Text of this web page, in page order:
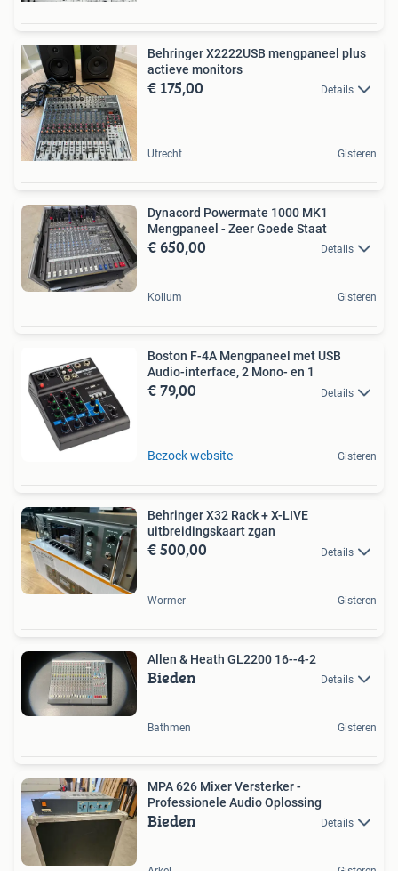
Behringer X2222USB mengpaneel plus
actieve monitors
€ 175,00 Details
Utrecht Gisteren
Dynacord Powermate 1000 MK1
Mengpaneel - Zeer Goede Staat
€ 650,00 Details
Kollum Gisteren
Boston F-4A Mengpaneel met USB
Audio-interface, 2 Mono- en 1
€ 79,00 Details
Bezoek website Gisteren
Behringer X32 Rack + X-LIVE
uitbreidingskaart zgan
€ 500,00 Details
Wormer Gisteren
Allen & Heath GL2200 16--4-2
Bieden Details
Bathmen Gisteren
MPA 626 Mixer Versterker -
Professionele Audio Oplossing
Bieden Details